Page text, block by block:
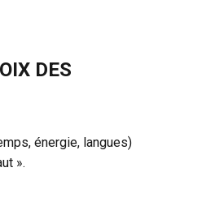
DES
énergie, langues)
».